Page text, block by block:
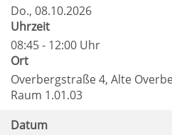
Do., 08.10.2026
Uhrzeit
08:45 - 12:00 Uhr
Ort
Overbergstraße 4, Alte
Raum 1.01.03
Datum